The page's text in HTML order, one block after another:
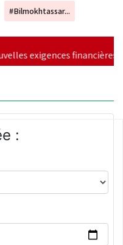
#Bilmokhtassar...
pour les
: